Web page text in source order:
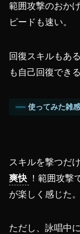
範囲攻撃のおか
ピードも速い。
回復スキルもあ
も自己回復でき
使ってみた雑感
スキルを撃つだ
爽快 ！範囲攻撃
が楽しく感じた。
ただし、詠唱中